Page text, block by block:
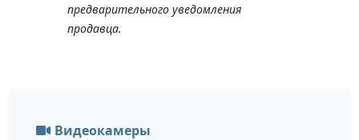
предварительного уведомления
продавца.
Видеокамеры